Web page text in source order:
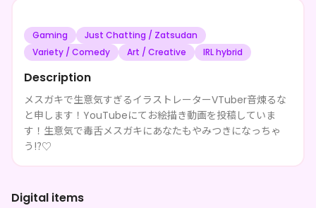
Gaming
Just Chatting / Zatsudan
Variety / Comedy
Art / Creative IRL hybrid
Description
メスガキで生意気すぎるイラストレーターVTuber音煉るな
と申します！YouTubeにてお絵描き動画を投稿していま
す！生意気で毒舌メスガキにあなたもやみつきになっちゃ
う⁉♡
Digital items